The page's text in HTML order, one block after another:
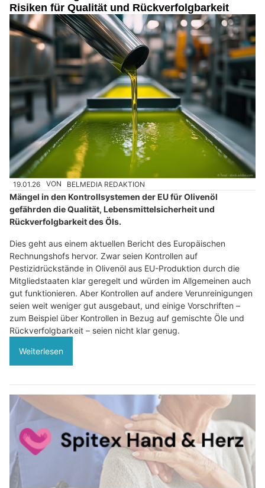
Risiken für Qualität und Rückverfolgbarkeit
19.01.26 VON BELMEDIA REDAKTION
Mängel in den Kontrollsystemen der EU für Olivenöl
gefährden die Qualität, Lebensmittelsicherheit und
Rückverfolgbarkeit des Öls.
Dies geht aus einem aktuellen Bericht des Europäischen
Rechnungshofs hervor. Zwar seien Kontrollen auf
Pestizidrückstände in Olivenöl aus EU-Produktion durch die
Mitgliedstaaten klar geregelt und würden im Allgemeinen auch
gut funktionieren. Aber Kontrollen auf andere Verunreinigungen
seien weit weniger gut ausgebaut, und einige Vorschriften –
zum Beispiel über Kontrollen in Bezug auf gemischte Öle und
Rückverfolgbarkeit – seien nicht klar genug.
Weiterlesen